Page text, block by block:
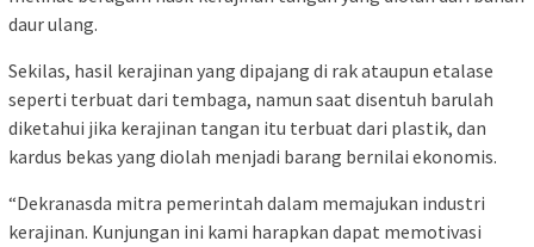
daur ulang.
Sekilas, hasil kerajinan yang dipajang di rak ataupun etalase
seperti terbuat dari tembaga, namun saat disentuh barulah
diketahui jika kerajinan tangan itu terbuat dari plastik, dan
kardus bekas yang diolah menjadi barang bernilai ekonomis.
“Dekranasda mitra pemerintah dalam memajukan industri
kerajinan. Kunjungan ini kami harapkan dapat memotivasi